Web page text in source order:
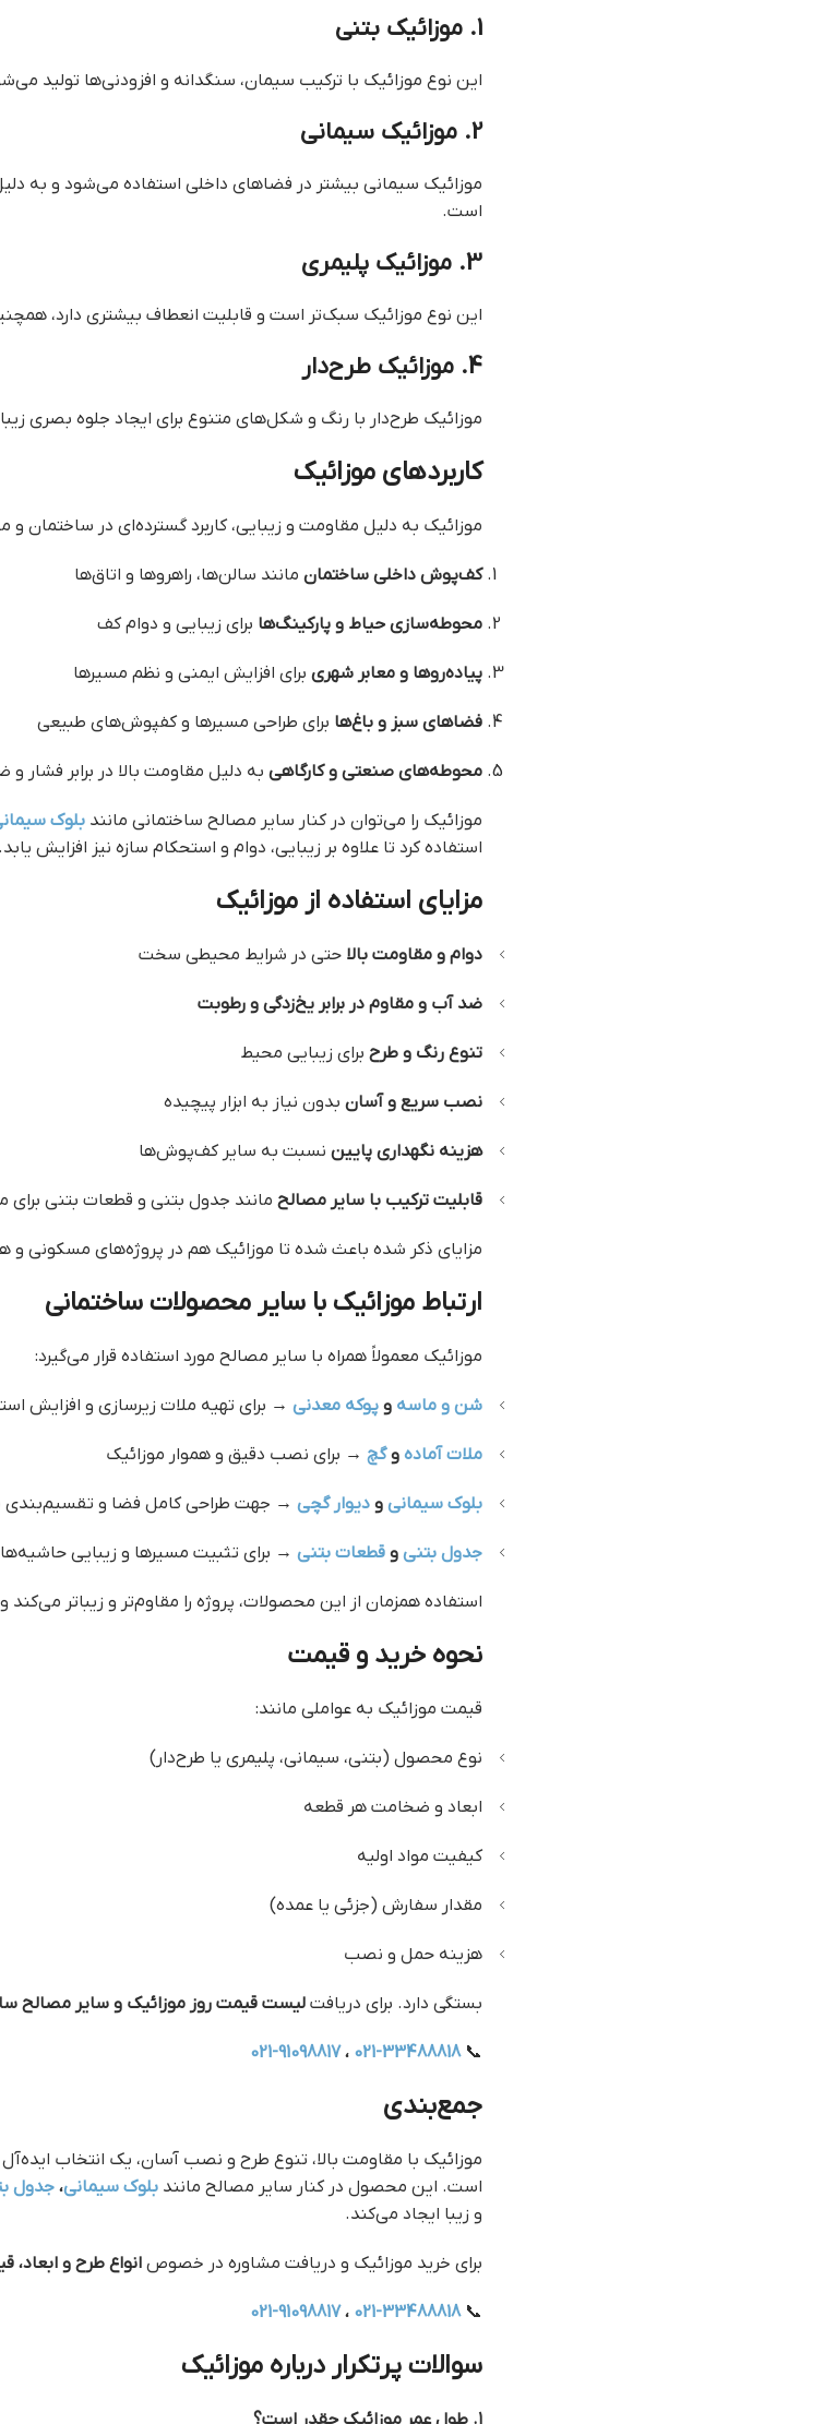
1. موزائیک بتنی
این نوع موزائیک با ترکیب سیمان، سنگدانه و افزودنی‌ها
2. موزائیک سیمانی
موزائیک سیمانی بیشتر در فضاهای داخلی استفاده می‌شود و به
است.
3. موزائیک پلیمری
این نوع موزائیک سبک‌تر است و قابلیت انعطاف بیشتری دارد،
4. موزائیک طرح‌دار
موزائیک طرح‌دار با رنگ و شکل‌های متنوع برای ایجاد جلوه بصری
کاربردهای موزائیک
موزائیک به دلیل مقاومت و زیبایی، کاربرد گسترده‌ای در ساختمان و
کف‌پوش داخلی ساختمانمانند سالن‌ها، راهروها و اتاق‌ها
محوطه‌سازی حیاط و پارکینگ‌ها برای زیبایی و دوام کف
پیاده‌روها و معابر شهریبرای افزایش ایمنی و نظم مسیرها
فضاهای سبز و باغ‌ها برای طراحی مسیرها و کفپوش‌های طبیعی
محوطه‌های صنعتی و کارگاهیبه دلیل مقاومت بالا در برابر فشار و
موزائیک را می‌توان در کنار سایر مصالح ساختمانی مانند بلوک
استفاده کرد تا علاوه بر زیبایی، دوام و استحکام سازه نیز افزایش یابد.
مزایای استفاده از موزائیک
دوام و مقاومت بالا حتی در شرایط محیطی سخت
ضد آب و مقاوم در برابر یخ‌زدگی و رطوبت
تنوع رنگ و طرحبرای زیبایی محیط
نصب سریع و آسانبدون نیاز به ابزار پیچیده
هزینه نگهداری پاییننسبت به سایر کف‌پوش‌ها
قابلیت ترکیب با سایر مصالحمانند جدول بتنی و قطعات بتنی
مزایای ذکر شده باعث شده تا موزائیک هم در پروژه‌های مسکونی
ارتباط موزائیک با سایر محصولات ساختمانی
موزائیک معمولاً همراه با سایر مصالح مورد استفاده قرار می‌گیرد:
شن و ماسه و پوکه معدنی→ برای تهیه ملات زیرسازی و افزایش
ملات آمادهوگچ→ برای نصب دقیق و هموار موزائیک
بلوک سیمانیو دیوار گچی→ جهت طراحی کامل فضا و
جدول بتنیو قطعات بتنی→ برای تثبیت مسیرها و زیبایی حاشیه‌ها
استفاده همزمان از این محصولات، پروژه را مقاوم‌تر و زیباتر
نحوه خرید و قیمت
قیمت موزائیک به عواملی مانند:
نوع محصول (بتنی، سیمانی، پلیمری یا طرح‌دار)
ابعاد و ضخامت هر قطعه
کیفیت مواد اولیه
مقدار سفارش (جزئی یا عمده)
هزینه حمل و نصب
بستگی دارد. برای دریافت لیست قیمت روز موزائیک و سایر مصالح
📞
021-33488818 ،021-91098817
جمع‌بندی
موزائیک با مقاومت بالا، تنوع طرح و نصب آسان، یک انتخاب ایده‌آل
است. این محصول در کنار سایر مصالح مانند بلوک سیمانی، جدول
و زیبا ایجاد می‌کند.
برای خرید موزائیک و دریافت مشاوره در خصوص انواع طرح و
📞
021-33488818 ،021-91098817
سوالات پرتکرار درباره موزائیک